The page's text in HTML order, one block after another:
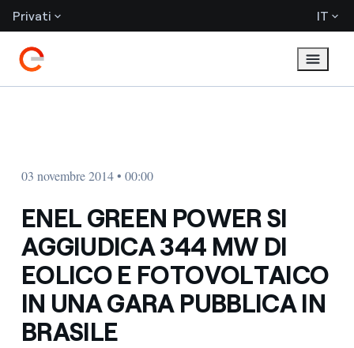
Privati IT
03 novembre 2014 • 00:00
ENEL GREEN POWER SI
AGGIUDICA 344 MW DI
EOLICO E FOTOVOLTAICO
IN UNA GARA PUBBLICA IN
BRASILE